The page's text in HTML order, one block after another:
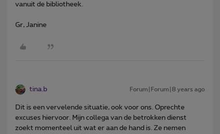
vanuit de bibliotheek.
Gr, Janine
tina.b Forum|Forum|8 years ago
Dit is een vervelende situatie, ook voor ons. Oprechte
excuses hiervoor. Mijn collega van de betrokken dienst
zoekt momenteel uit wat er aan de hand is. Ze nemen